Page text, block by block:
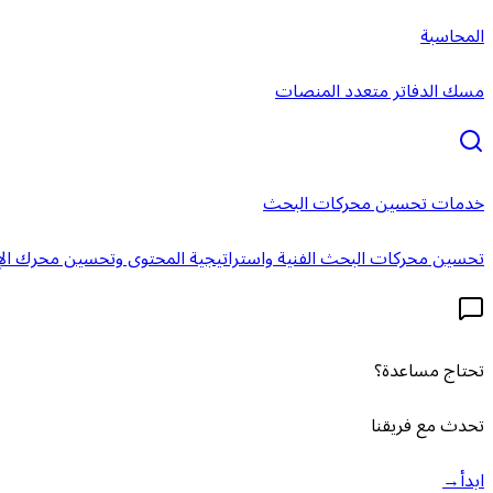
المحاسبة
مسك الدفاتر متعدد المنصات
خدمات تحسين محركات البحث
تحسين محركات البحث الفنية واستراتيجية المحتوى وتحسين محرك
تحتاج مساعدة؟
تحدث مع فريقنا
ابدأ→